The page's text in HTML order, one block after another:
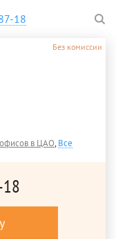
18
Без комиссии
в ЦАО,Все